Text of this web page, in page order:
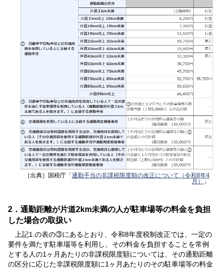
［出典］国税庁「 通勤手当の非課税限度額の改正について（令和8年4
月）
」
2．通勤距離が片道2km未満の人が駐車場等の料金を負担
した場合の取扱い
上記1.の表の③にあるとおり、令和8年度税制改正では、一定の
要件を満たす駐車場等を利用し、その料金を負担することを常例
とする人の1ヶ月あたりの非課税限度額については、その通勤距離
の区分に応じた非課税限度額に1ヶ月あたりのその駐車場等の料金